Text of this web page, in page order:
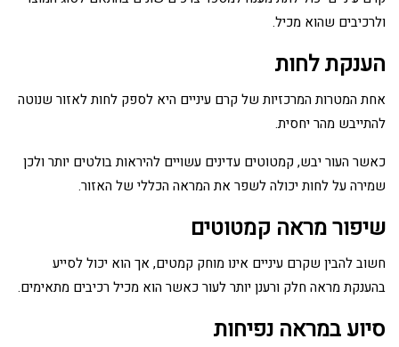
ולרכיבים שהוא מכיל.
הענקת לחות
אחת המטרות המרכזיות של קרם עיניים היא לספק לחות לאזור שנוטה
להתייבש מהר יחסית.
כאשר העור יבש, קמטוטים עדינים עשויים להיראות בולטים יותר ולכן
שמירה על לחות יכולה לשפר את המראה הכללי של האזור.
שיפור מראה קמטוטים
חשוב להבין שקרם עיניים אינו מוחק קמטים, אך הוא יכול לסייע
בהענקת מראה חלק ורענן יותר לעור כאשר הוא מכיל רכיבים מתאימים.
סיוע במראה נפיחות